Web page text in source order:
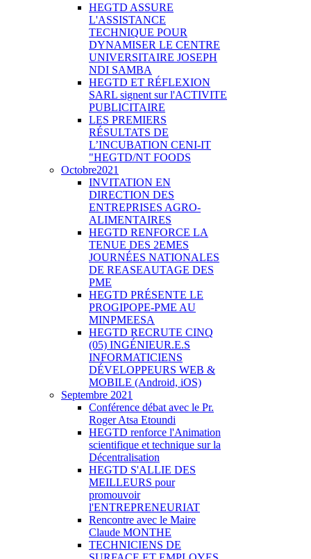
HEGTD ASSURE
L'ASSISTANCE
TECHNIQUE POUR
DYNAMISER LE CENTRE
UNIVERSITAIRE JOSEPH
NDI SAMBA
HEGTD ET RÉFLEXION
SARL signent sur l'ACTIVITE
PUBLICITAIRE
LES PREMIERS
RÉSULTATS DE
L’INCUBATION CENI-IT
"HEGTD/NT FOODS
Octobre2021
INVITATION EN
DIRECTION DES
ENTREPRISES AGRO-
ALIMENTAIRES
HEGTD RENFORCE LA
TENUE DES 2EMES
JOURNÉES NATIONALES
DE REASEAUTAGE DES
PME
HEGTD PRÉSENTE LE
PROGIPOPE-PME AU
MINPMEESA
HEGTD RECRUTE CINQ
(05) INGÉNIEUR.E.S
INFORMATICIENS
DÉVELOPPEURS WEB &
MOBILE (Android, iOS)
Septembre 2021
Conférence débat avec le Pr.
Roger Atsa Etoundi
HEGTD renforce l'Animation
scientifique et technique sur la
Décentralisation
HEGTD S'ALLIE DES
MEILLEURS pour
promouvoir
l'ENTREPRENEURIAT
Rencontre avec le Maire
Claude MONTHE
TECHNICIENS DE